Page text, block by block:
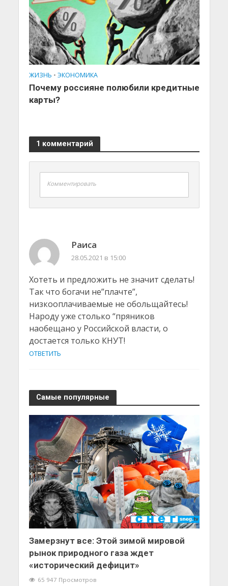
ЖИЗНЬ • ЭКОНОМИКА
Почему россияне полюбили кредитные
карты?
1 комментарий
Комментировать
Раиса
28.05.2021 в 15:00
Хотеть и предложить не значит сделать!
Так что богачи не”плачте”,
низкооплачиваемые не обольщайтесь!
Народу уже столько “пряников
наобещано у Российской власти, о
достается только КНУТ!
ОТВЕТИТЬ
Самые популярные
Замерзнут все: Этой зимой мировой
рынок природного газа ждет
«исторический дефицит»
65 947 Просмотров